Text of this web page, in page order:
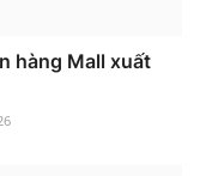
hàng Mall xuất